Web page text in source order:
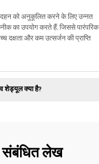
दहन को अनुकूलित करने के लिए उन्नत
का उपयोग करते हैं, जिससे पारंपरिक
दक्षता और कम उत्सर्जन की प्राप्ति
शेड्यूल क्या है?
संबंधित लेख